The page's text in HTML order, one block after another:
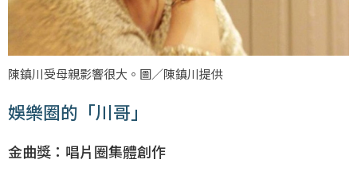
陳鎮川受母親影響很大。圖／陳鎮川提供
娛樂圈的「川哥」
金曲獎：唱片圈集體創作